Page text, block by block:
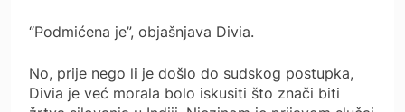
“Podmićena je”, objašnjava Divia.
No, prije nego li je došlo do sudskog postupka,
Divia je već morala bolo iskusiti što znači biti